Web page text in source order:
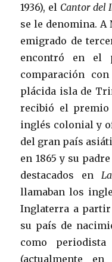
1936), el Cantor del
se le denomina.
emigrado de
encontró en el
comparación
plácida isla de
recibió el premio
inglés colonial y
del gran país
en 1865 y su
destacados en
llamaban los
Inglaterra a
su país de
como
(actualmente